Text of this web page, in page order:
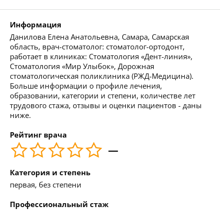
Информация
Данилова Елена Анатольевна, Самара, Самарская
область, врач-стоматолог: стоматолог-ортодонт,
работает в клиниках: Стоматология «Дент-линия»,
Стоматология «Мир Улыбок», Дорожная
стоматологическая поликлиника (РЖД-Медицина).
Больше информации о профиле лечения,
образовании, категории и степени, количестве лет
трудового стажа, отзывы и оценки пациентов - даны
ниже.
Рейтинг врача
—
Категория и степень
первая, без степени
Профессиональный стаж